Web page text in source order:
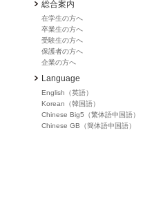
総合案内
在学生の方へ
卒業生の方へ
受験生の方へ
保護者の方へ
企業の方へ
Language
English（英語）
Korean（韓国語）
Chinese Big5（繁体語中国語）
Chinese GB（簡体語中国語）